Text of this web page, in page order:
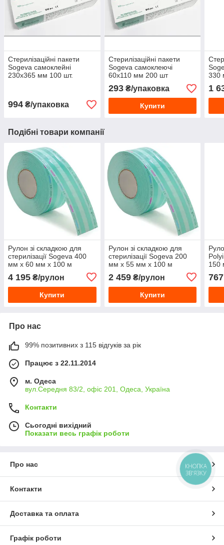
Стерилізаційні пакети
Sogeva самоклейні
230х365 мм 100 шт.
994 ₴/упаковка
Стерилізаційні пакети
Sogeva самоклеючі
60х110 мм 200 шт
293₴/упаковка
Купити
330
1
Подібні товари компанії
Рулон зі складкою для
стерилізації Sogeva 400
мм х 60 мм х 100 м
4 195 ₴/рулон
Купити
Рулон зі складкою для
стерилізації Sogeva 200
мм х 55 мм х 100 м
2 459₴/рулон
Купити
150
767
Про нас
99% позитивних з 115 відгуків за рік
Працює з 22.11.2014
м. Одеса
вул.Середня 83/2, офіс 201, Одеса, Україна
Контакти
Сьогодні вихідний
Показати весь графік роботи
Про нас
Контакти
Доставка та оплата
Графік роботи
КНОПКА
ЗВ'ЯЗКУ